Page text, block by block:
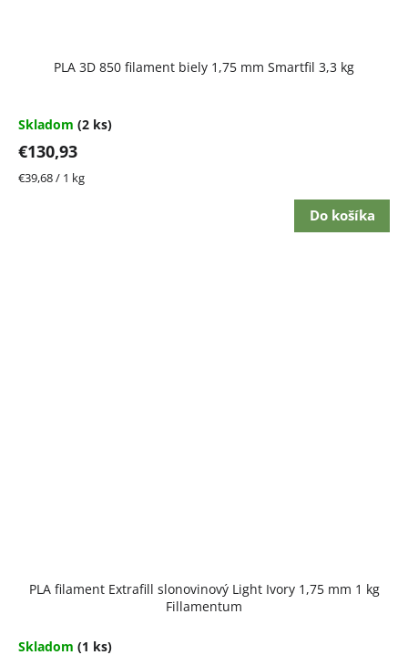
PLA 3D 850 filament biely 1,75 mm Smartfil 3,3 kg
Skladom (2 ks)
€130,93
Jednotková
€39,68 / 1 kg
Do košíka
PLA filament Extrafill slonovinový Light Ivory 1,75 mm 1 kg
Fillamentum
Skladom (1 ks)